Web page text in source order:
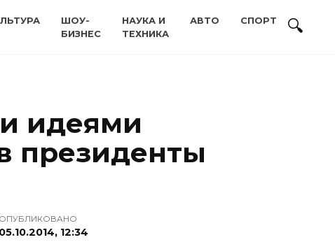
ШОУ-
БИЗНЕС
НАУКА И
ТЕХНИКА
АВТО СПОРТ
идеями
президенты
ОПУБЛИКОВАНО
05.10.2014, 12:34